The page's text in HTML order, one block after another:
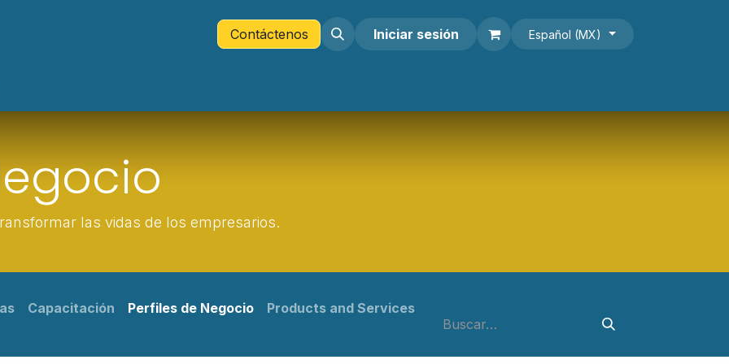
ContáctenosContáctenos Iniciar sesión Español (MX)
las vidas de los empresarios.
Capacitación Perfiles de Negocio
Products and Services